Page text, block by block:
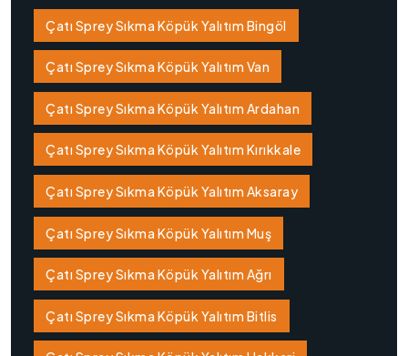
Çatı Sprey Sıkma Köpük Yalıtım Bingöl
Çatı Sprey Sıkma Köpük Yalıtım Van
Çatı Sprey Sıkma Köpük Yalıtım Ardahan
Çatı Sprey Sıkma Köpük Yalıtım Kırıkkale
Çatı Sprey Sıkma Köpük Yalıtım Aksaray
Çatı Sprey Sıkma Köpük Yalıtım Muş
Çatı Sprey Sıkma Köpük Yalıtım Ağrı
Çatı Sprey Sıkma Köpük Yalıtım Bitlis